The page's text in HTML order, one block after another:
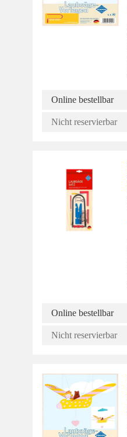
Online bestellbar
Nicht reservierbar
Online bestellbar
Nicht reservierbar